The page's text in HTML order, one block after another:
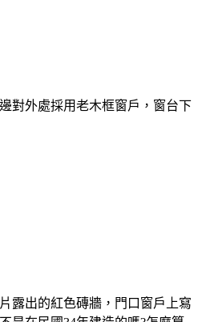
對外處採用老木框窗戶，窗台下
露出的紅色磚牆，門口窗戶上寫